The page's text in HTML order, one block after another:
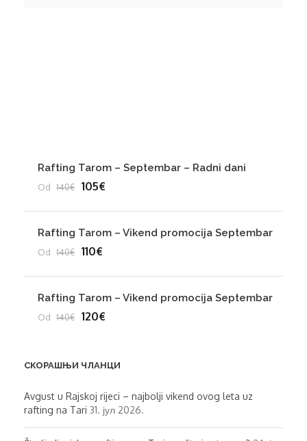
Rafting Tarom – Septembar – Radni dani
Od 140€ 105€
Rafting Tarom – Vikend promocija Septembar
Od 140€ 110€
Rafting Tarom – Vikend promocija Septembar
Od 140€ 120€
СКОРАШЊИ ЧЛАНЦИ
Avgust u Rajskoj rijeci – najbolji vikend ovog leta uz
rafting na Tari 31. јул 2026.